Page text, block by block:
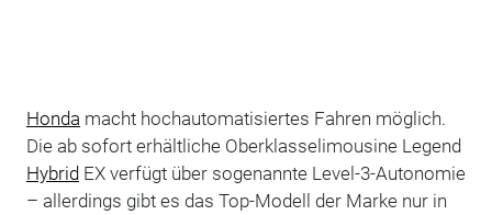
Honda macht hochautomatisiertes Fahren möglich.
Die ab sofort erhältliche Oberklasselimousine Legend
HybridEX verfügt über sogenannte Level-3-Autonomie
– allerdings gibt es das Top-Modell der Marke nur in